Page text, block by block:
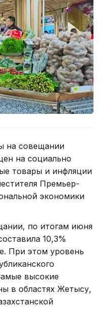
на совещании
на социально
товары и инфляции
Премьер-
экономики
по итогам июня
10,3%
При этом уровень
высокие
в областях Жетысу,